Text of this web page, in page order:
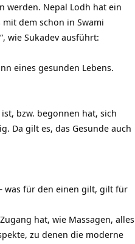
werden. Nepal Lodh hat ein
dem schon in Swami
wie Sukadev ausführt:
eines gesunden Lebens.
bzw. begonnen hat, sich
Da gilt es, das Gesunde auch
was für den einen gilt, gilt für
hat, wie Massagen, alles
zu denen die moderne